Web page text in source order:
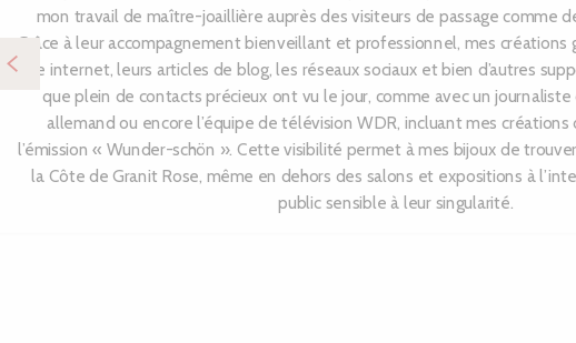
mon travail de maître-joaillière auprès des visiteurs de passage comme
Grâce à leur accompagnement bienveillant et professionnel, mes créations
site internet, leurs articles de blog, les réseaux sociaux et bien d’autres
que plein de contacts précieux ont vu le jour, comme avec un
allemand ou encore l’équipe de télévision WDR, incluant mes
l’émission « Wunder-schön ». Cette visibilité permet à mes bijoux de
la Côte de Granit Rose, même en dehors des salons et expositions à
public sensible à leur singularité.